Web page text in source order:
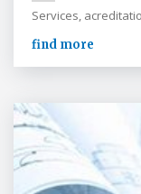
Services,
find more